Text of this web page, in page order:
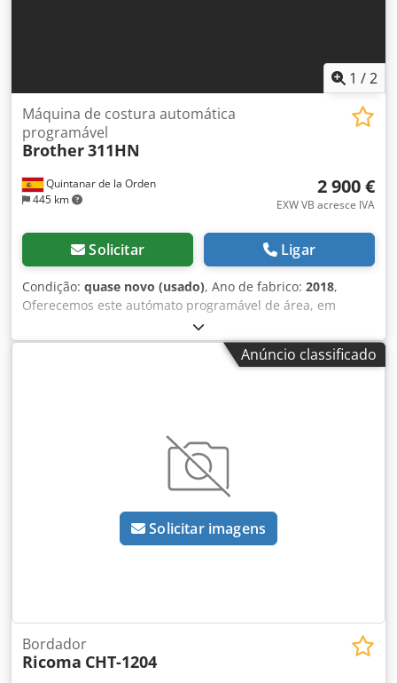
1 /2
Quintanar de la Orden
445 km
Máquina de costura automática
programável
Brother311HN
2 900 €
EXW VB acresce IVA
Solicitar Ligar
Condição: quase novo (usado), Ano de fabrico: 2018,
Oferecemos este autómato programável de área, em
estado como novo, com muito pouco uso, ano de
fabricação 2018. Se tiver alguma dúvida ou necessitar de
mais informações, não hesite em enviar-nos uma
Anúncio classificado
Solicitar imagens
Bordador
Ricoma CHT-1204